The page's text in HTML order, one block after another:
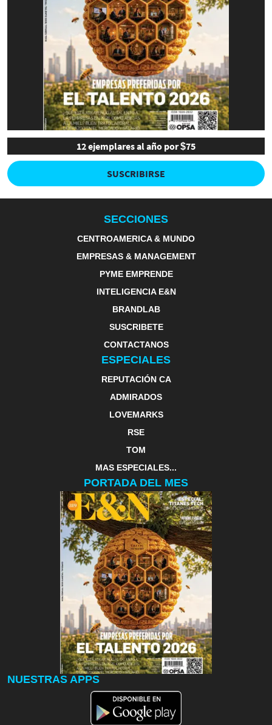
12 ejemplares al año por $75
SUSCRIBIRSE
SECCIONES
CENTROAMERICA & MUNDO
EMPRESAS & MANAGEMENT
PYME EMPRENDE
INTELIGENCIA E&N
BRANDLAB
SUSCRIBETE
CONTACTANOS
ESPECIALES
REPUTACIÓN CA
ADMIRADOS
LOVEMARKS
RSE
TOM
MAS ESPECIALES...
PORTADA DEL MES
NUESTRAS APPS